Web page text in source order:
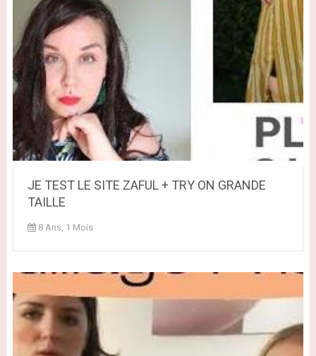
JE TEST LE SITE ZAFUL + TRY ON GRANDE
TAILLE
8 Ans, 1 Mois